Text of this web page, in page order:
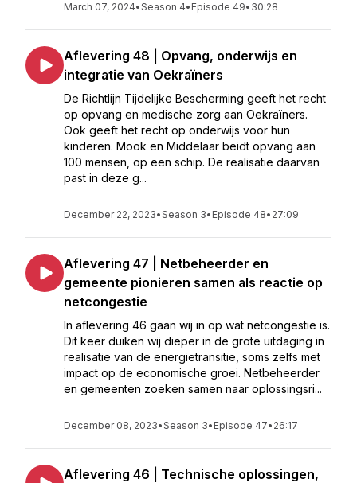
March 07, 2024•Season 4• Episode 49• 30:28
Aflevering 48 | Opvang, onderwijs en
integratie van Oekraïners
De Richtlijn Tijdelijke Bescherming geeft het recht
op opvang en medische zorg aan Oekraïners.
Ook geeft het recht op onderwijs voor hun
kinderen. Mook en Middelaar beidt opvang aan
100 mensen, op een schip. De realisatie daarvan
past in deze g...
December 22, 2023•Season 3• Episode 48• 27:09
Aflevering 47 | Netbeheerder en
gemeente pionieren samen als reactie op
netcongestie
In aflevering 46 gaan wij in op wat netcongestie is.
Dit keer duiken wij dieper in de grote uitdaging in
realisatie van de energietransitie, soms zelfs met
impact op de economische groei. Netbeheerder
en gemeenten zoeken samen naar oplossingsri...
December 08, 2023•Season 3• Episode 47• 26:17
Aflevering 46 | Technische oplossingen,